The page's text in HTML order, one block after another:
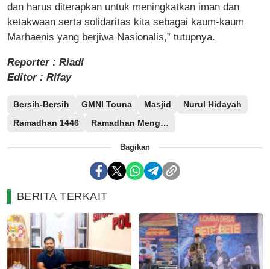
dan harus diterapkan untuk meningkatkan iman dan
ketakwaan serta solidaritas kita sebagai kaum-kaum
Marhaenis yang berjiwa Nasionalis,” tutupnya.
Reporter : Riadi
Editor : Rifay
Bersih-Bersih GMNI Touna Masjid
Nurul Hidayah
Ramadhan 1446
Ramadhan Menginspirasi
Bagikan
BERITA TERKAIT